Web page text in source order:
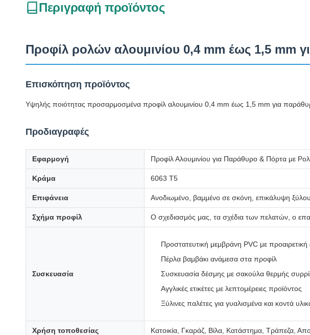
Περιγραφή προϊόντος
Προφίλ ρολών αλουμινίου 0,4 mm έως 1,5 mm
Επισκόπηση προϊόντος
Υψηλής ποιότητας προσαρμοσμένα προφίλ αλουμινίου 0,4 mm έως 1,5 mm για
Προδιαγραφές
Εφαρμογή Προφίλ Αλουμινίου για Παράθυρο & Πόρτα με
Κράμα 6063 Τ5
Επιφάνεια Ανοδιωμένο, βαμμένο σε σκόνη, επικάλυψη
Σχήμα προφίλ Ο σχεδιασμός μας, τα σχέδια των πελατών, ο
Συσκευασία
Προστατευτική μεμβράνη PVC με
Πέρλα βαμβάκι ανάμεσα στα προφίλ
Συσκευασία δέσμης με σακούλα θερμής
Αγγλικές ετικέτες με λεπτομέρειες προϊόντος
Ξύλινες παλέτες για γυαλισμένα και κοντά
Χρήση τοποθεσίας Κατοικία, Γκαράζ, Βίλα, Κατάστημα, Τράπεζα,